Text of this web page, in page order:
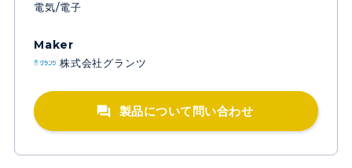
電気/電子
Maker
株式会社グランツ